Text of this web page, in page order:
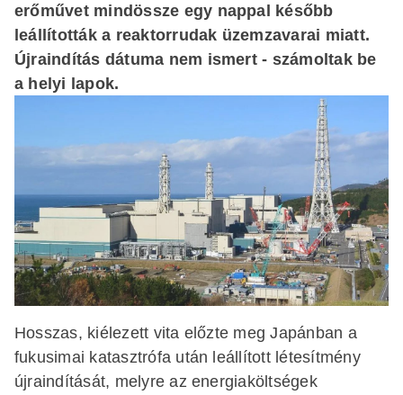
erőművet mindössze egy nappal később
leállították a reaktorrudak üzemzavarai miatt.
Újraindítás dátuma nem ismert - számoltak be
a helyi lapok.
Hosszas, kiélezett vita előzte meg Japánban a
fukusimai katasztrófa után leállított létesítmény
újraindítását, melyre az energiaköltségek